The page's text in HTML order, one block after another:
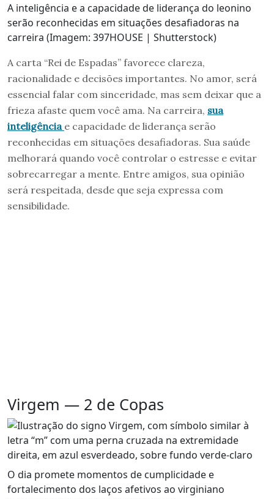
A inteligência e a capacidade de liderança do leonino
serão reconhecidas em situações desafiadoras na
carreira (Imagem: 397HOUSE | Shutterstock)
A carta “Rei de Espadas” favorece clareza,
racionalidade e decisões importantes. No amor, será
essencial falar com sinceridade, mas sem deixar que a
frieza afaste quem você ama. Na carreira, sua
inteligência e capacidade de liderança serão
reconhecidas em situações desafiadoras. Sua saúde
melhorará quando você controlar o estresse e evitar
sobrecarregar a mente. Entre amigos, sua opinião
será respeitada, desde que seja expressa com
sensibilidade.
Virgem — 2 de Copas
O dia promete momentos de cumplicidade e
fortalecimento dos laços afetivos ao virginiano